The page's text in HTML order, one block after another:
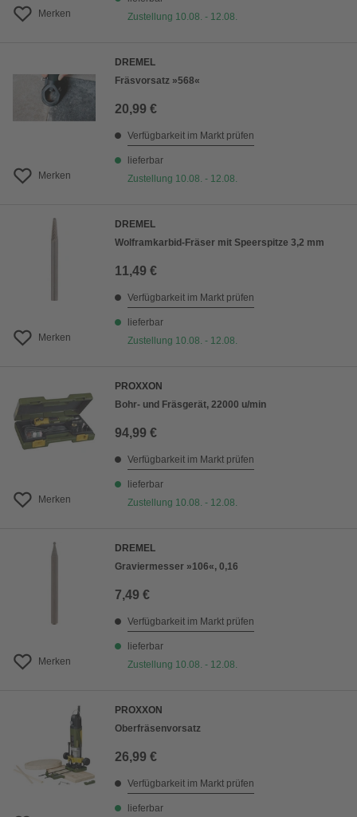
Merken
Zustellung 10.08. - 12.08.
Merken
DREMEL
Fräsvorsatz »568«
20,99 €
Verfügbarkeit im Markt prüfen
lieferbar
Zustellung 10.08. - 12.08.
Merken
DREMEL
Wolframkarbid-Fräser mit Speerspitze 3,2 mm
11,49 €
Verfügbarkeit im Markt prüfen
lieferbar
Zustellung 10.08. - 12.08.
Merken
PROXXON
Bohr- und Fräsgerät, 22000 u/min
94,99 €
Verfügbarkeit im Markt prüfen
lieferbar
Zustellung 10.08. - 12.08.
Merken
DREMEL
Graviermesser »106«, 0,16
7,49 €
Verfügbarkeit im Markt prüfen
lieferbar
Zustellung 10.08. - 12.08.
PROXXON
Oberfräsenvorsatz
26,99 €
Verfügbarkeit im Markt prüfen
lieferbar